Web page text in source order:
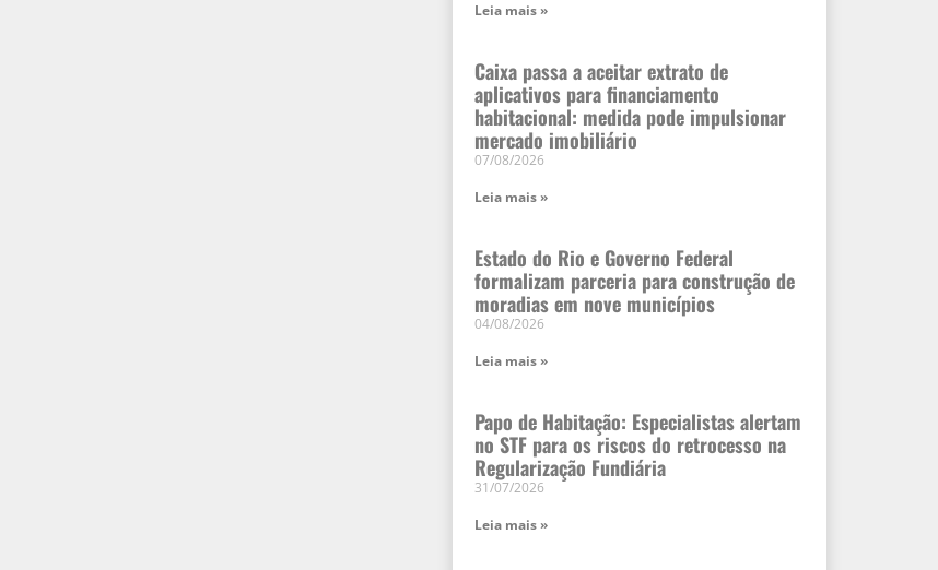
Leia mais »
Caixa passa a aceitar extrato de
aplicativos para financiamento
habitacional: medida pode impulsionar
mercado imobiliário
07/08/2026
Leia mais »
Estado do Rio e Governo Federal
formalizam parceria para construção de
moradias em nove municípios
04/08/2026
Leia mais »
Papo de Habitação: Especialistas alertam
no STF para os riscos do retrocesso na
Regularização Fundiária
31/07/2026
Leia mais »